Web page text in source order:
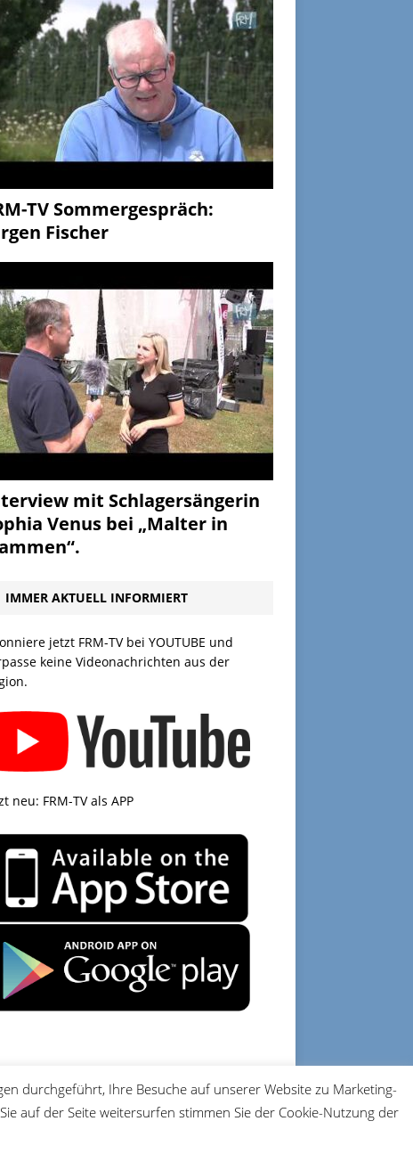
TV Sommergespräch:
Fischer
mit Schlagersängerin
Venus bei „Malter in
IMMER AKTUELL INFORMIERT
jetzt FRM-TV bei YOUTUBE und
keine Videonachrichten aus der
neu: FRM-TV als APP
DATENSCHUTZ IMPRESSUM
durchgeführt, Ihre Besuche auf unserer Website zu Marketing-
auf der Seite weitersurfen stimmen Sie der Cookie-Nutzung der